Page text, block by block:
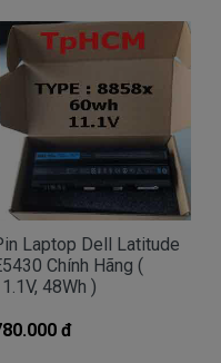
bị hư, các bạn
để mua.
kiểm tra và thay
hợp với laptop của
mình là dòng
Laptop Dell Latitude
Chính Hãng (
48Wh )
đ